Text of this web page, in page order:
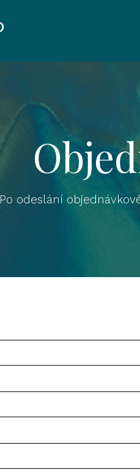
Po odeslání